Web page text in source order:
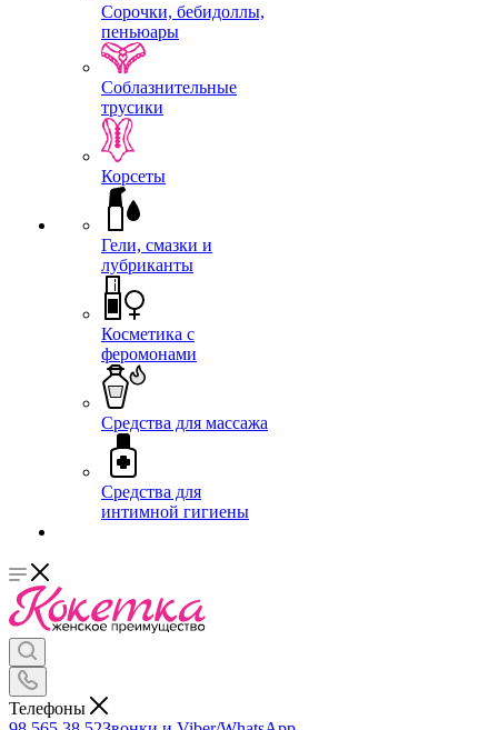
Сорочки, бебидоллы,
пеньюары
Соблазнительные
трусики
Корсеты
Гели, смазки и
лубриканты
Косметика с
феромонами
Средства для массажа
Средства для
интимной гигиены
Телефоны